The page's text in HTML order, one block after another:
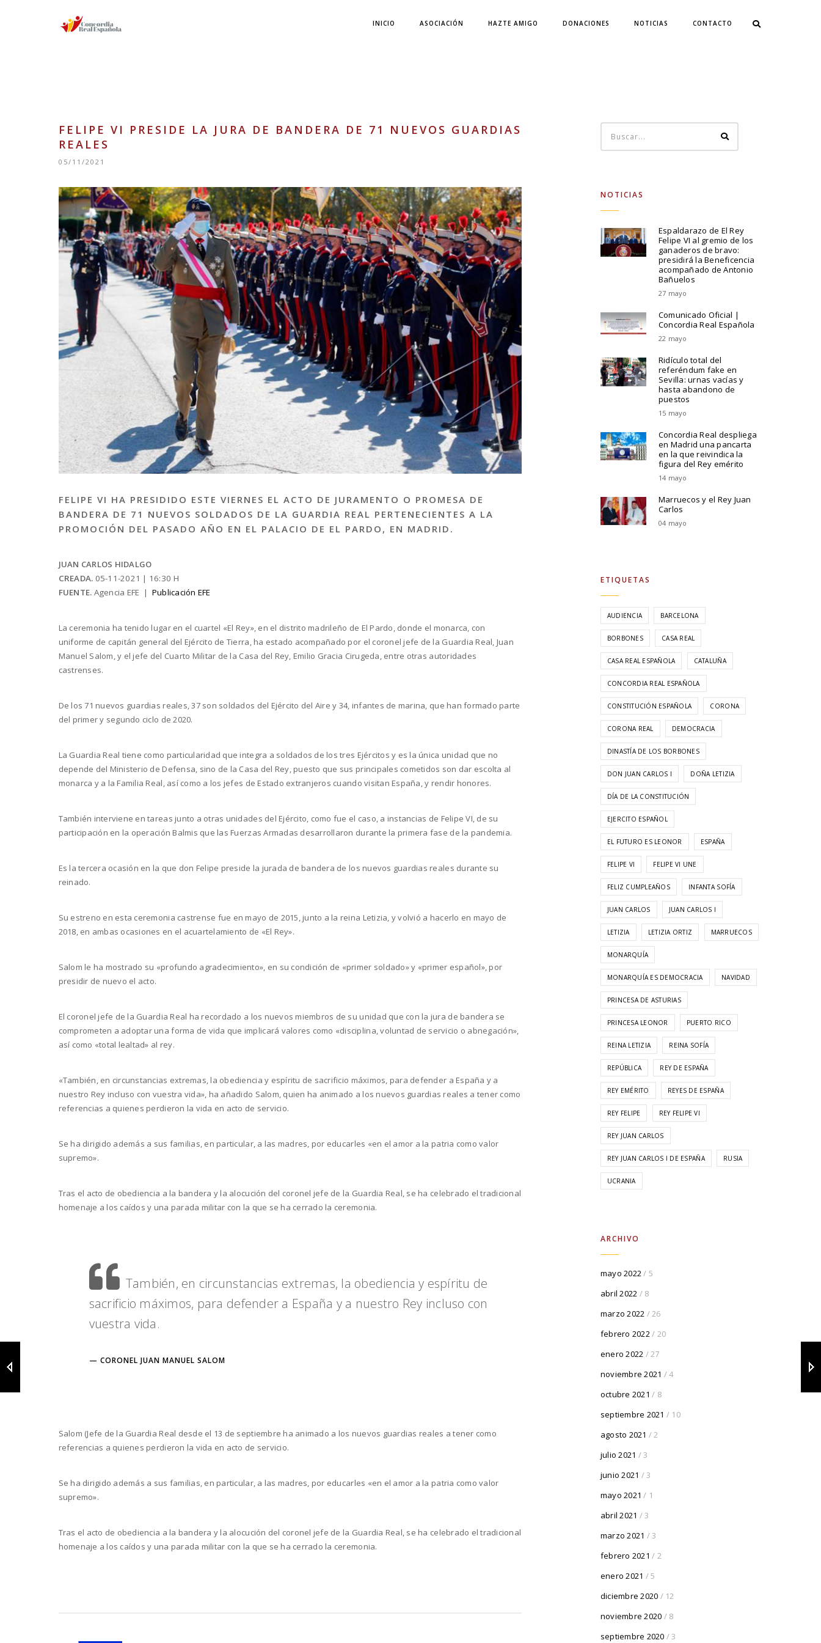
INICIO ASOCIACIÓN HAZTE AMIGO DONACIONES NOTICIAS CONTACTO
FELIPE VI PRESIDE LA JURA DE BANDERA DE 71 NUEVOS GUARDIAS
REALES
05/11/2021
FELIPE VI HA PRESIDIDO ESTE VIERNES EL ACTO DE JURAMENTO O PROMESA DE
BANDERA DE 71 NUEVOS SOLDADOS DE LA GUARDIA REAL PERTENECIENTES A LA
PROMOCIÓN DEL PASADO AÑO EN EL PALACIO DE EL PARDO, EN MADRID.
JUAN CARLOS HIDALGO
CREADA. 05-11-2021 | 16:30 H
FUENTE. Agencia EFE | Publicación EFE
La ceremonia ha tenido lugar en el cuartel «El Rey», en el distrito madrileño de El Pardo, donde el monarca, con
uniforme de capitán general del Ejército de Tierra, ha estado acompañado por el coronel jefe de la Guardia Real, Juan
Manuel Salom, y el jefe del Cuarto Militar de la Casa del Rey, Emilio Gracia Cirugeda, entre otras autoridades
castrenses.
De los 71 nuevos guardias reales, 37 son soldados del Ejército del Aire y 34, infantes de marina, que han formado parte
del primer y segundo ciclo de 2020.
La Guardia Real tiene como particularidad que integra a soldados de los tres Ejércitos y es la única unidad que no
depende del Ministerio de Defensa, sino de la Casa del Rey, puesto que sus principales cometidos son dar escolta al
monarca y a la Familia Real, así como a los jefes de Estado extranjeros cuando visitan España, y rendir honores.
También interviene en tareas junto a otras unidades del Ejército, como fue el caso, a instancias de Felipe VI, de su
participación en la operación Balmis que las Fuerzas Armadas desarrollaron durante la primera fase de la pandemia.
Es la tercera ocasión en la que don Felipe preside la jurada de bandera de los nuevos guardias reales durante su
reinado.
Su estreno en esta ceremonia castrense fue en mayo de 2015, junto a la reina Letizia, y volvió a hacerlo en mayo de
2018, en ambas ocasiones en el acuartelamiento de «El Rey».
Salom le ha mostrado su «profundo agradecimiento», en su condición de «primer soldado» y «primer español», por
presidir de nuevo el acto.
El coronel jefe de la Guardia Real ha recordado a los nuevos miembros de su unidad que con la jura de bandera se
comprometen a adoptar una forma de vida que implicará valores como «disciplina, voluntad de servicio o abnegación»,
así como «total lealtad» al rey.
«También, en circunstancias extremas, la obediencia y espíritu de sacrificio máximos, para defender a España y a
nuestro Rey incluso con vuestra vida», ha añadido Salom, quien ha animado a los nuevos guardias reales a tener como
referencias a quienes perdieron la vida en acto de servicio.
Se ha dirigido además a sus familias, en particular, a las madres, por educarles «en el amor a la patria como valor
supremo».
Tras el acto de obediencia a la bandera y la alocución del coronel jefe de la Guardia Real, se ha celebrado el tradicional
homenaje a los caídos y una parada militar con la que se ha cerrado la ceremonia.
También, en circunstancias extremas, la obediencia y espíritu de
sacrificio máximos, para defender a España y a nuestro Rey incluso con
vuestra vida.
CORONEL JUAN MANUEL SALOM
Salom (Jefe de la Guardia Real desde el 13 de septiembre ha animado a los nuevos guardias reales a tener como
referencias a quienes perdieron la vida en acto de servicio.
Se ha dirigido además a sus familias, en particular, a las madres, por educarles «en el amor a la patria como valor
supremo».
Tras el acto de obediencia a la bandera y la alocución del coronel jefe de la Guardia Real, se ha celebrado el tradicional
homenaje a los caídos y una parada militar con la que se ha cerrado la ceremonia.
NOTICIAS
Espaldarazo de El Rey
Felipe VI al gremio de los
ganaderos de bravo:
presidirá la Beneficencia
acompañado de Antonio
Bañuelos
27 mayo
Comunicado Oficial |
Concordia Real Española
22 mayo
Ridículo total del
referéndum fake en
Sevilla: urnas vacías y
hasta abandono de
puestos
15 mayo
Concordia Real despliega
en Madrid una pancarta
en la que reivindica la
figura del Rey emérito
14 mayo
Marruecos y el Rey Juan
Carlos
04 mayo
ETIQUETAS
AUDIENCIA BARCELONA
BORBONES CASA REAL
CASA REAL ESPAÑOLA CATALUÑA
CONCORDIA REAL ESPAÑOLA
CONSTITUCIÓN ESPAÑOLA CORONA
CORONA REAL DEMOCRACIA
DINASTÍA DE LOS BORBONES
DON JUAN CARLOS I DOÑA LETIZIA
DÍA DE LA CONSTITUCIÓN
EJERCITO ESPAÑOL
EL FUTURO ES LEONOR ESPAÑA
FELIPE VI FELIPE VI UNE
FELIZ CUMPLEAÑOS INFANTA SOFÍA
JUAN CARLOS JUAN CARLOS I
LETIZIA LETIZIA ORTIZ MARRUECOS
MONARQUÍA
MONARQUÍA ES DEMOCRACIA NAVIDAD
PRINCESA DE ASTURIAS
PRINCESA LEONOR PUERTO RICO
REINA LETIZIA REINA SOFÍA
REPÚBLICA REY DE ESPAÑA
REY EMÉRITO REYES DE ESPAÑA
REY FELIPE REY FELIPE VI
REY JUAN CARLOS
REY JUAN CARLOS I DE ESPAÑA RUSIA
UCRANIA
ARCHIVO
mayo 2022 / 5
abril 2022 / 8
marzo 2022 / 26
febrero 2022 / 20
enero 2022 / 27
noviembre 2021 / 4
octubre 2021 / 8
septiembre 2021 / 10
agosto 2021 / 2
julio 2021 / 3
junio 2021 / 3
mayo 2021 / 1
abril 2021 / 3
marzo 2021 / 3
febrero 2021 / 2
enero 2021 / 5
diciembre 2020 / 12
noviembre 2020 / 8
septiembre 2020 / 3